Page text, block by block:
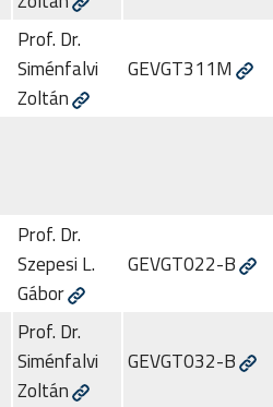
Prof. Dr.
Siménfalvi
Zoltán
GEVGT311M
Prof. Dr.
Szepesi L.
Gábor
GEVGT022-B
Prof. Dr.
Siménfalvi
Zoltán
GEVGT032-B